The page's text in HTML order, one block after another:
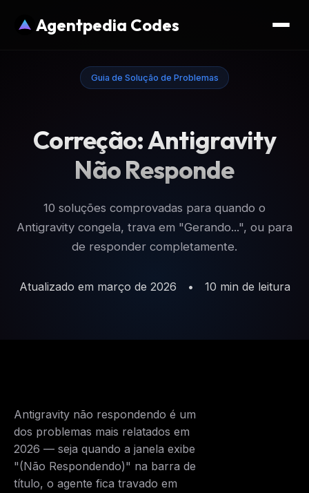
Agentpedia Codes
Guia de Solução de Problemas
Correção: Antigravity
Não Responde
10 soluções comprovadas para quando o
Antigravity congela, trava em "Gerando...", ou para
de responder completamente.
Atualizado em março de 2026 • 10 min de leitura
Antigravity não respondendo é um
dos problemas mais relatados em
2026 — seja quando a janela exibe
"(Não Respondendo)" na barra de
título, o agente fica travado em